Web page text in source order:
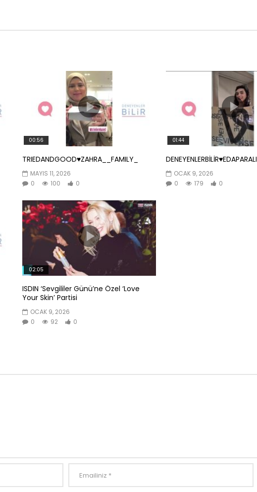
00:56
TRIEDANDGOOD♥️ZAHRA__FAMILY_
MAYIS 11, 2026
0
100 0
01:44
DENEYENLERBİLİR♥️EDAPARALI
OCAK 9, 2026
0
179 0
02:05
ISDIN ‘Sevgililer Günü’ne Özel ‘Love
Your Skin’ Partisi
OCAK 9, 2026
0
92 0